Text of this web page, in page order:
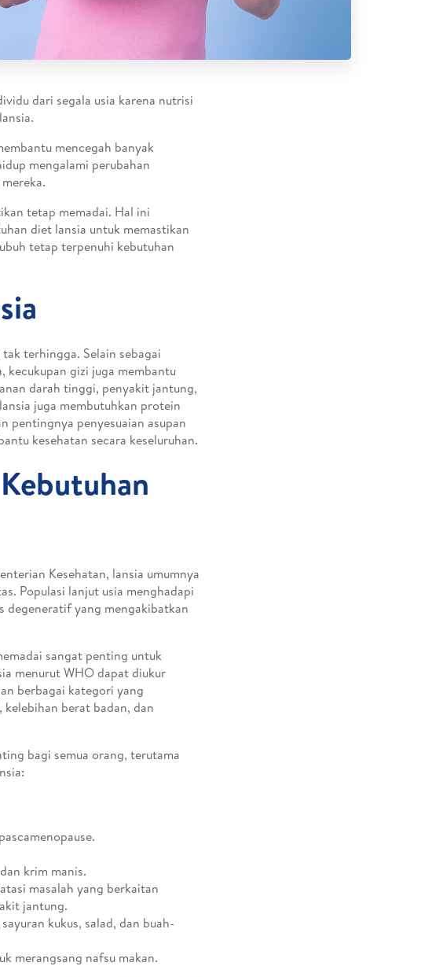
dari segala usia karena nutrisi
mencegah banyak
mengalami perubahan
tetap memadai. Hal ini
diet lansia untuk memastikan
tetap terpenuhi kebutuhan
terhingga. Selain sebagai
kecukupan gizi juga membantu
darah tinggi, penyakit jantung,
juga membutuhkan protein
pentingnya penyesuaian asupan
kesehatan secara keseluruhan.
Kesehatan, lansia umumnya
Populasi lanjut usia menghadapi
degeneratif yang mengakibatkan
sangat penting untuk
menurut WHO dapat diukur
berbagai kategori yang
berat badan, dan
bagi semua orang, terutama
krim manis.
masalah yang berkaitan
jantung.
kukus, salad, dan buah-
merangsang nafsu makan.